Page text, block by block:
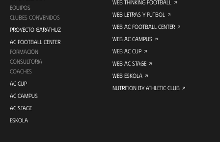
EQUIPOS
CLUBES CONVENIDOS
PROYECTO GARATHUZ
AC FOOTBALL CENTER
FORMACIÓN
CONSULTORÍA
COACHES
AC CUP
AC CAMPUS
AC STAGE
ESKOLA
WEB THINKING FOOTBALL
WEB LETRAS Y FÚTBOL
WEB AC FOOTBALL CENTER
WEB AC CAMPUS
WEB AC CUP
WEB AC STAGE
WEB ESKOLA
NUTRITION BY ATHLETIC CLUB